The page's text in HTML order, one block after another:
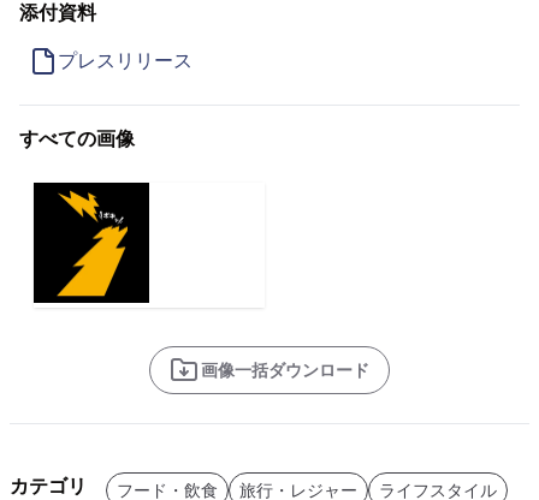
添付資料
プレスリリース
すべての画像
画像一括ダウンロード
カテゴリ フード・飲食 旅行・レジャー ライフスタイル